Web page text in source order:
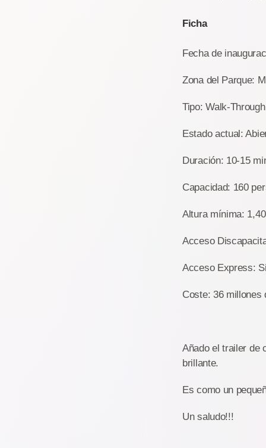
Ficha
Fecha de
Zona del Parque:
Tipo: Walk-Through
Estado actual:
Duración: 10-15
Capacidad: 160
Altura mínima:
Acceso
Acceso Express:
Coste: 36 millones
Añado el trailer de
brillante.
Es como un
Un saludo!!!